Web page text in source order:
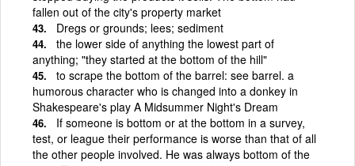
fallen out of the city's property market
Dregs or grounds; lees; sediment
the lower side of anything the lowest part of
anything; "they started at the bottom of the hill"
to scrape the bottom of the barrel: see barrel. a
humorous character who is changed into a donkey in
Shakespeare's play A Midsummer Night's Dream
If someone is bottom or at the bottom in a survey,
test, or league their performance is worse than that of all
the other people involved. He was always bottom of the